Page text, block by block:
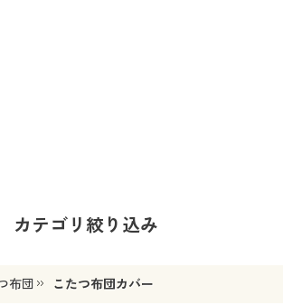
カテゴリ絞り込み
布団 こたつ布団カバー